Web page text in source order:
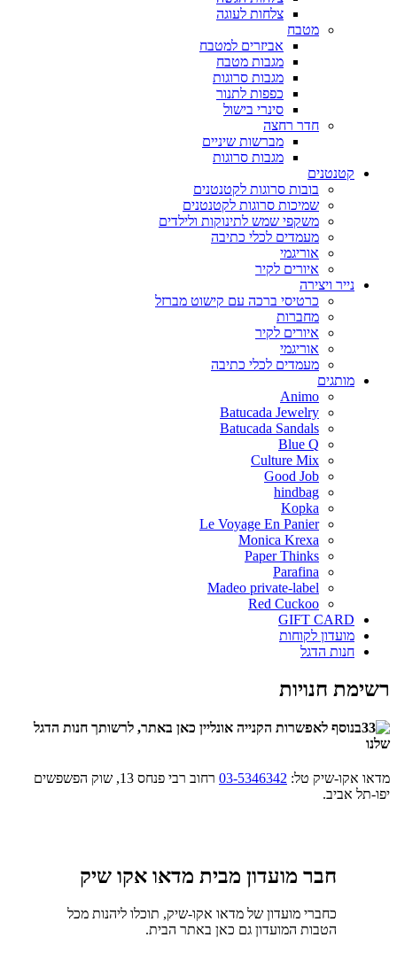
צלחות לעוגה
מטבח
אביזרים למטבח
מגבות מטבח
מגבות סרוגות
כפפות לתנור
סינרי בישול
חדר רחצה
מברשות שיניים
מגבות סרוגות
קטנטנים
בובות סרוגות לקטנטנים
שמיכות סרוגות לקטנטנים
משקפי שמש לתינוקות ולילדים
מעמדים לכלי כתיבה
אוריגמי
איורים לקיר
נייר ויצירה
כרטיסי ברכה עם קישוט מברזל
מחברות
איורים לקיר
אוריגמי
מעמדים לכלי כתיבה
מותגים
Animo
Batucada Jewelry
Batucada Sandals
Blue Q
Culture Mix
Good Job
hindbag
Kopka
Le Voyage En Panier
Monica Krexa
Paper Thinks
Parafina
Madeo private-label
Red Cuckoo
GIFT CARD
מועדון לקוחות
חנות הדגל
רשימת חנויות
בנוסף לאפשרות הקנייה אונליין כאן באתר, לרשותך חנות הדגל
שלנו
מדאו אקו-שיק טל: 03-5346342
רחוב רבי פנחס 13, שוק הפשפשים
יפו-תל אביב.
חבר מועדון מבית מדאו אקו שיק
כחברי מועדון של מדאו אקו-שיק, תוכלו ליהנות מכל
הטבות המועדון גם כאן באתר הבית.